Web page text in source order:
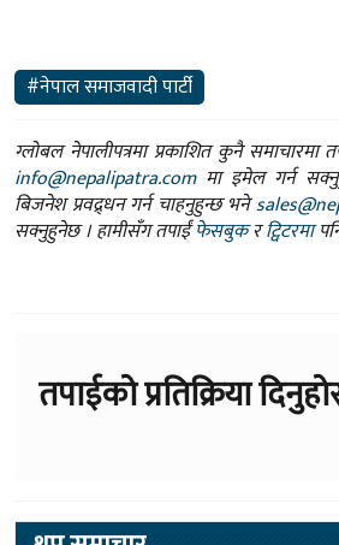
#नेपाल समाजवादी पार्टी
ग्लोबल नेपालीपत्रमा प्रकाशित कुनै समाचारमा
info@nepalipatra.comमा इमेल गर्न
बिजनेश प्रवद्र्धन गर्न चाहनुहुन्छ भने
सक्नुहुनेछ । हामीसँग तपाईंफेसबुकरट्विटरमा
तपाईको प्रतिक्रिया